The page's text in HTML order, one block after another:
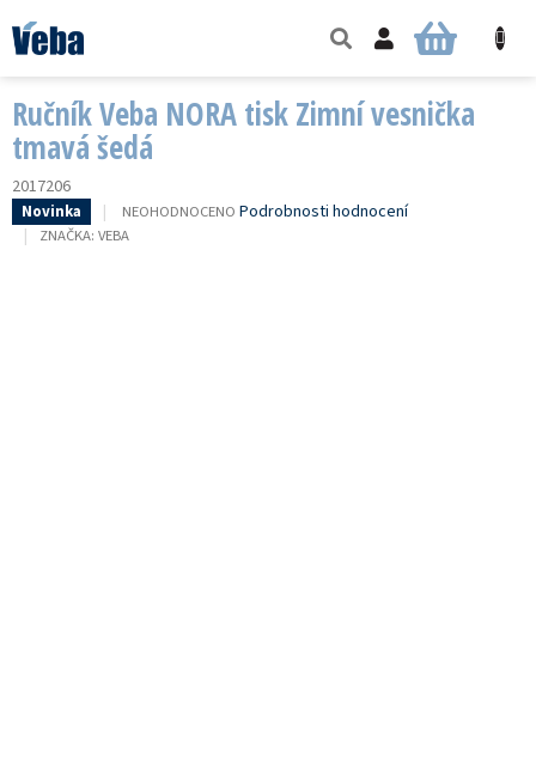
na
obsah
NÁKUPNÍ
Ručník Veba NORA tisk Zimní vesnička
tmavá šedá
2017206
Novinka
PRŮMĚRNÉ
HODNOCENÍ
NEOHODNOCENO Podrobnosti hodnocení
ZNAČKA: VEBA